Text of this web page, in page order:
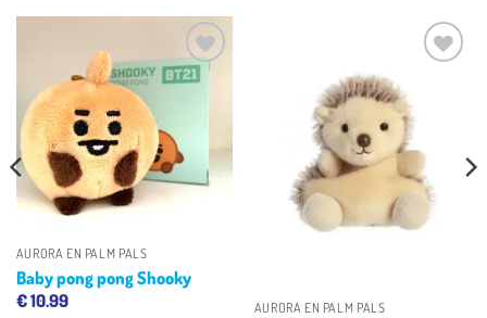
Toevoegen
verlanglijst
AURORA EN PALM PALS
Baby pong pong Shooky
€10.99
Toevoegen
verlanglijst
AURORA EN PALM PALS